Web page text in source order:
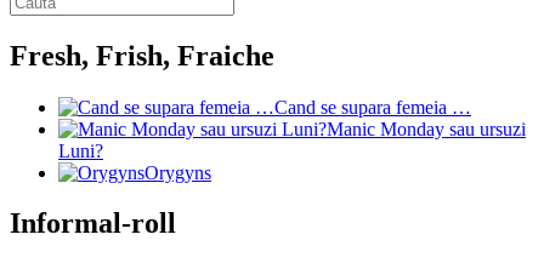
Fresh, Frish, Fraiche
Cand se supara femeia …
Manic Monday sau ursuzi
Luni?
Orygyns
Informal-roll